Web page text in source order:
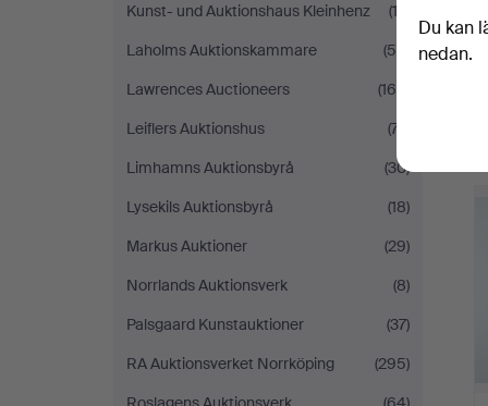
Kunst- und Auktionshaus Kleinhenz
(12)
Laholms Auktionskammare
(50)
Lawrences Auctioneers
(165)
Leiflers Auktionshus
(77)
Limhamns Auktionsbyrå
(30)
Lysekils Auktionsbyrå
(18)
Markus Auktioner
(29)
Norrlands Auktionsverk
(8)
Palsgaard Kunstauktioner
(37)
RA Auktionsverket Norrköping
(295)
Du kan
nedan.